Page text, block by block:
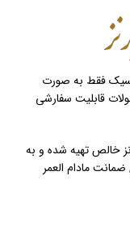
فقط به صورت
قابلیت سفارشی
خالص تهیه شده و به
ضمانت مادام العمر